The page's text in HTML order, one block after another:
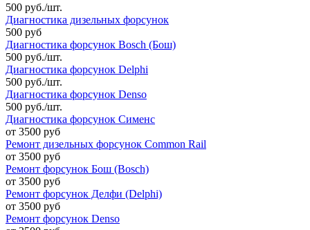
500 руб./шт.
Диагностика дизельных форсунок
500 руб
Диагностика форсунок Bosch (Бош)
500 руб./шт.
Диагностика форсунок Delphi
500 руб./шт.
Диагностика форсунок Denso
500 руб./шт.
Диагностика форсунок Сименс
от 3500 руб
Ремонт дизельных форсунок Common Rail
от 3500 руб
Ремонт форсунок Бош (Bosch)
от 3500 руб
Ремонт форсунок Делфи (Delphi)
от 3500 руб
Ремонт форсунок Denso